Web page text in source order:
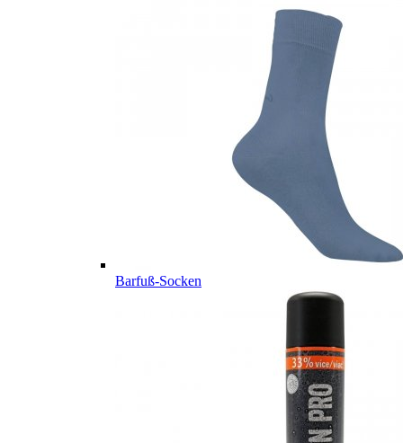
Barfuß-Socken